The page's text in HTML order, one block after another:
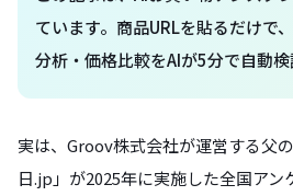
ています。商品URLを貼るだけで
分析・価格比較をAIが5分で自動検
実は、Groov株式会社が運営する父
日.jp」が2025年に実施した全国アン